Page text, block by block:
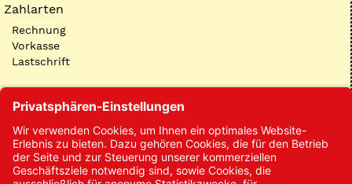
Zahlarten
Rechnung
Vorkasse
Lastschrift
Kontakt
Kontakt/Anfrage